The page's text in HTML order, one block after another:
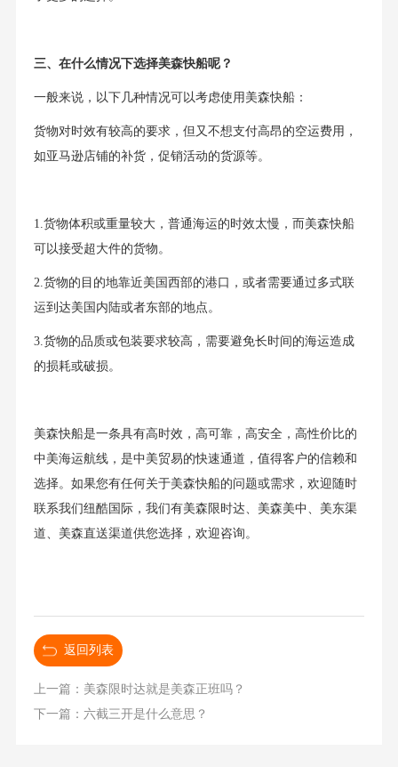
三、在什么情况下选择美森快船呢？
一般来说，以下几种情况可以考虑使用美森快船：
货物对时效有较高的要求，但又不想支付高昂的空运费用，
如亚马逊店铺的补货，促销活动的货源等。
1.货物体积或重量较大，普通海运的时效太慢，而美森快船
可以接受超大件的货物。
2.货物的目的地靠近美国西部的港口，或者需要通过多式联
运到达美国内陆或者东部的地点。
3.货物的品质或包装要求较高，需要避免长时间的海运造成
的损耗或破损。
美森快船是一条具有高时效，高可靠，高安全，高性价比的
中美海运航线，是中美贸易的快速通道，值得客户的信赖和
选择。如果您有任何关于美森快船的问题或需求，欢迎随时
联系我们纽酷国际，我们有美森限时达、美森美中、美东渠
道、美森直送渠道供您选择，欢迎咨询。
返回列表
上一篇：美森限时达就是美森正班吗？
下一篇：六截三开是什么意思？